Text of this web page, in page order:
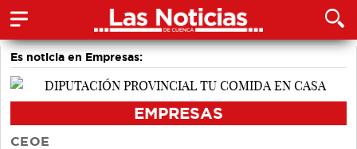
Es noticia en Empresas:
EMPRESAS
CEOE